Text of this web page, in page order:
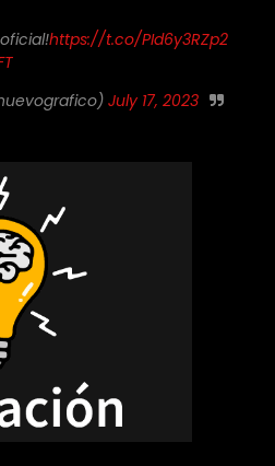
https://t.co/PId6y3RZp2
July 17, 2023